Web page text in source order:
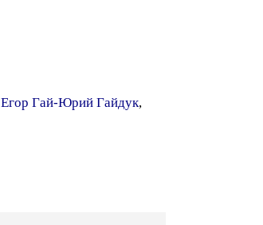
Егор Гай-Юрий Гайдук,